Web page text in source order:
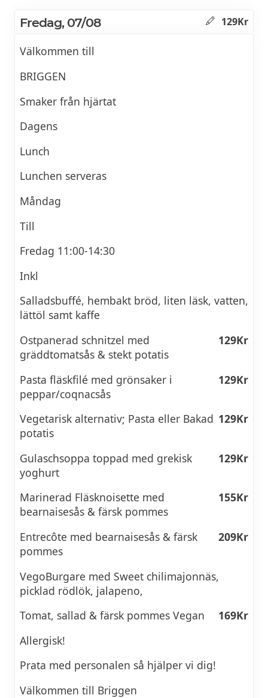
Fredag, 07/08 129Kr
Välkommen till
BRIGGEN
Smaker från hjärtat
Dagens
Lunch
Lunchen serveras
Måndag
Till
Fredag 11:00-14:30
Inkl
Salladsbuffé, hembakt bröd, liten läsk, vatten,
lättöl samt kaffe
Ostpanerad schnitzel med
gräddtomatsås & stekt potatis
129Kr
Pasta fläskfilé med grönsaker i
peppar/coqnacsås
129Kr
Vegetarisk alternativ; Pasta eller Bakad
potatis
129Kr
Gulaschsoppa toppad med grekisk
yoghurt
129Kr
Marinerad Fläsknoisette med
bearnaisesås & färsk pommes
155Kr
Entrecôte med bearnaisesås & färsk
pommes
209Kr
VegoBurgare med Sweet chilimajonnäs,
picklad rödlök, jalapeno,
Tomat, sallad & färsk pommes Vegan
169Kr
Allergisk!
Prata med personalen så hjälper vi dig!
Välkommen till Briggen